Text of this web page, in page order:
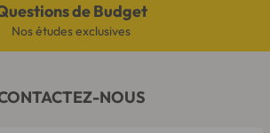
de Budget
Nos études exclusives
NOUS